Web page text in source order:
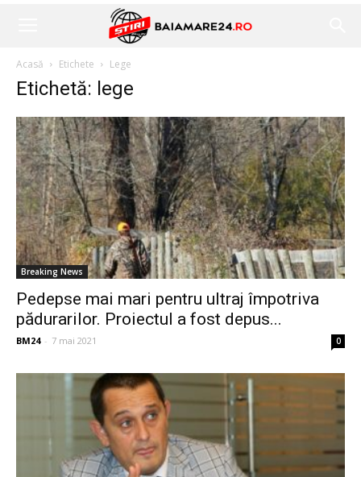
Acasă Etichete Lege
Etichetă: lege
Breaking News
Pedepse mai mari pentru ultraj împotriva
pădurarilor. Proiectul a fost depus...
BM24 - 7 mai 2021 0